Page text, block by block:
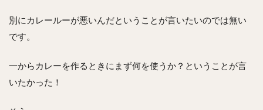
別にカレールーが悪いんだということが言いたいのでは無い
です。
一からカレーを作るときにまず何を使うか？ということが言
いたかった！